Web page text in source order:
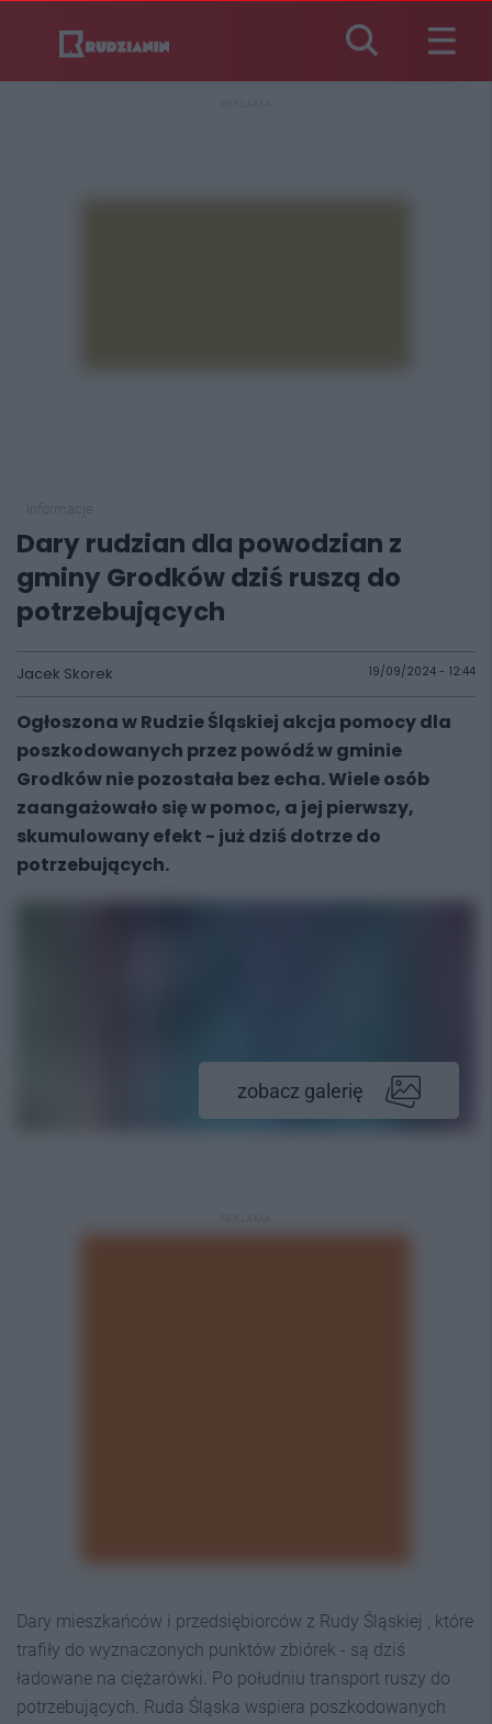
Dary rudzian dla powodzian z
gminy Grodków dziś ruszą do
potrzebujących
Jacek Skorek 19/09/2024 - 12:44
Ogłoszona w Rudzie Śląskiej akcja pomocy dla
poszkodowanych przez powódź w gminie
Grodków nie pozostała bez echa. Wiele osób
zaangażowało się w pomoc, a jej pierwszy,
skumulowany efekt - już dziś dotrze do
potrzebujących.
zobacz galerię
Dary mieszkańców i przedsiębiorców z Rudy Śląskiej , które
trafiły do wyznaczonych punktów zbiórek - są dziś
ładowane na ciężarówki. Po południu transport ruszy do
potrzebujących. Ruda Śląska wspiera poszkodowanych